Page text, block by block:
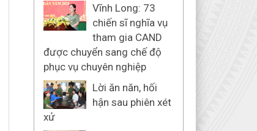
Vĩnh Long: 73
chiến sĩ nghĩa vụ
tham gia CAND
được chuyển sang chế độ
phục vụ chuyên nghiệp
Lời ăn năn, hối
hận sau phiên xét
xử